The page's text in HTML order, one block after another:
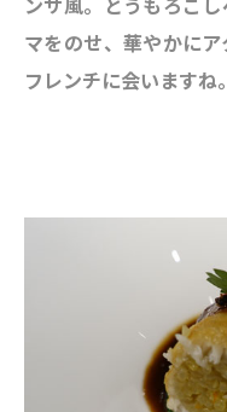
マをのせ、華やかに
フレンチに会いますね。